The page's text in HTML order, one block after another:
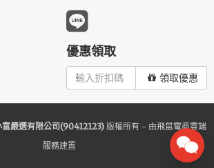
優惠領取
領取優惠
富嚴選有限公司(90412123)版權所有 - 由飛鼠電商雲端
服務建置